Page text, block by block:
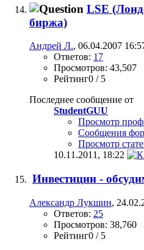
LSE
биржа)
Андрей Л., 06.04.2007
Ответов: 17
Просмотров: 43,507
Рейтинг0 / 5
Последнее сообщение от
StudentGUU
Просмотр
Сообщения
Просмотр
10.11.2011, 18:22
Инвестиции -
Александр Лукшин,
Ответов: 25
Просмотров: 38,760
Рейтинг0 / 5